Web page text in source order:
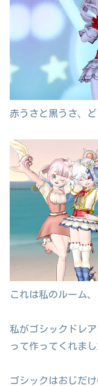
赤うさと黒うさ、
これは私のルーム
私がゴシックドレ
って作ってくれま
ゴシックはおじだ